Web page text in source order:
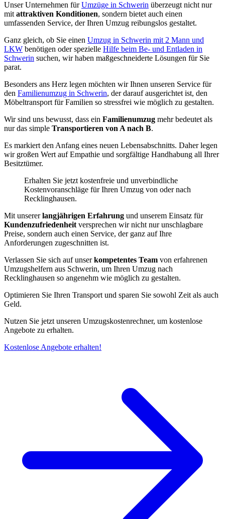
Unser Unternehmen fürUmzüge in Schwerin überzeugt nicht nur
mit attraktiven Konditionen, sondern bietet auch einen
umfassenden Service, der Ihren Umzug reibungslos gestaltet.
Ganz gleich, ob Sie einen Umzug in Schwerin mit 2 Mann und
LKW benötigen oder spezielle Hilfe beim Be- und Entladen in
Schwerin suchen, wir haben maßgeschneiderte Lösungen für Sie
parat.
Besonders ans Herz legen möchten wir Ihnen unseren Service für
den Familienumzug in Schwerin, der darauf ausgerichtet ist, den
Möbeltransport für Familien so stressfrei wie möglich zu gestalten.
Wir sind uns bewusst, dass ein Familienumzug mehr bedeutet als
nur das simple Transportieren von A nach B.
Es markiert den Anfang eines neuen Lebensabschnitts. Daher legen
wir großen Wert auf Empathie und sorgfältige Handhabung all Ihrer
Besitztümer.
Erhalten Sie jetzt kostenfreie und unverbindliche
Kostenvoranschläge für Ihren Umzug von oder nach
Recklinghausen.
Mit unsererlangjährigen Erfahrung und unserem Einsatz für
Kundenzufriedenheit versprechen wir nicht nur unschlagbare
Preise, sondern auch einen Service, der ganz auf Ihre
Anforderungen zugeschnitten ist.
Verlassen Sie sich auf unserkompetentes Team von erfahrenen
Umzugshelfern aus Schwerin, um Ihren Umzug nach
Recklinghausen so angenehm wie möglich zu gestalten.
Optimieren Sie Ihren Transport und sparen Sie sowohl Zeit als auch
Geld.
Nutzen Sie jetzt unseren Umzugskostenrechner, um kostenlose
Angebote zu erhalten.
Kostenlose Angebote erhalten!